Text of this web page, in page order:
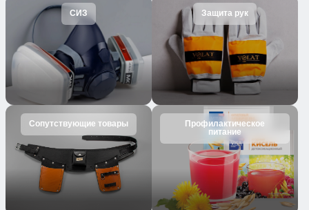
СИЗ Защита рук
Сопутствующие товары
Профилактическое
питание